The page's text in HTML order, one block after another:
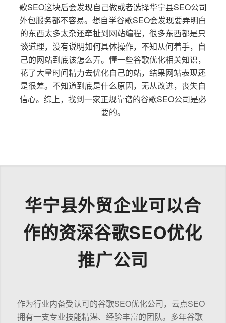
歌SEO这块后会发现自己做或者选择华宁县SEO公司
外包服务都不容易。想自学谷歌SEO会发现要弄明白
的东西太多太杂还牵扯到网站编程，很多东西都是只
谈道理，没有说明如何具体操作，不知从何着手，自
己的网站到底该怎么弄。懂一些谷歌优化相关知识，
花了大量时间精力去优化自己的站，结果网站表现还
是很差。不知道到底是什么原因，无从改进，丧失自
信心。综上，找到一家正规靠谱的谷歌SEO公司是必
要的。
华宁县外贸企业可以合
作的资深谷歌SEO优化
推广公司
作为行业内备受认可的谷歌SEO优化公司，云点SEO
拥有一支专业技能精湛、经验丰富的团队。多年谷歌